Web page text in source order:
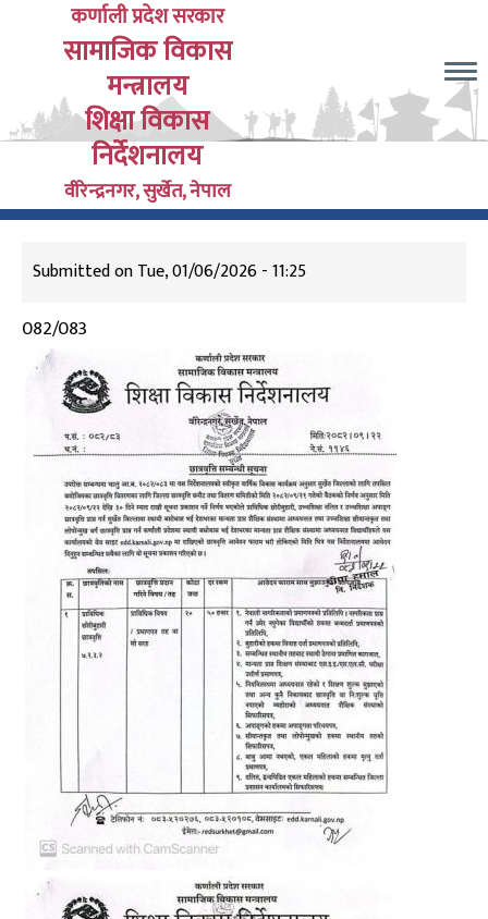
content
कर्णाली प्रदेश सरकार
सामाजिक विकास
मन्त्रालय
शिक्षा विकास
निर्देशनालय
वीरेन्द्रनगर, सुर्खेत, नेपाल
Submitted onTue, 01/06/2026 - 11:25
082/083